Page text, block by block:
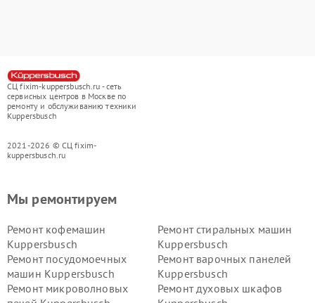
СЦ fixim-kuppersbusch.ru - сеть
сервисных центров в Москве по
ремонту и обслуживанию техники
Kuppersbusch
2021-2026 © СЦ fixim-
kuppersbusch.ru
Мы ремонтируем
Ремонт кофемашин
Kuppersbusch
Ремонт стиральных машин
Kuppersbusch
Ремонт посудомоечных
машин Kuppersbusch
Ремонт варочных панелей
Kuppersbusch
Ремонт микроволновых
Ремонт духовых шкафов